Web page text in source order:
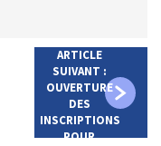
ARTICLE
SUIVANT :
OUVERTURE
DES
INSCRIPTIONS
POUR